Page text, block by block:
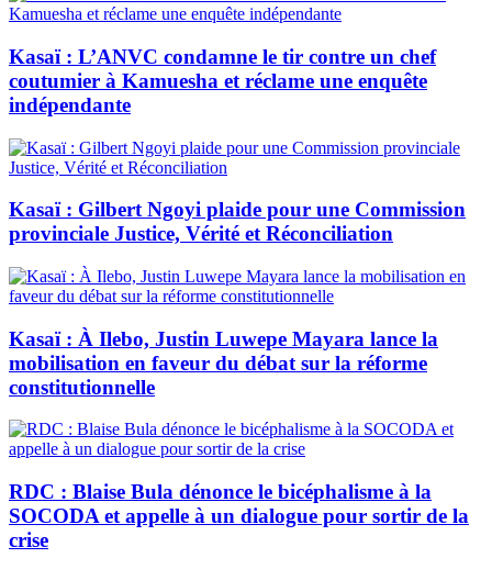
Kasaï : L’ANVC condamne le tir contre un chef
coutumier à Kamuesha et réclame une enquête
indépendante
Kasaï : Gilbert Ngoyi plaide pour une Commission
provinciale Justice, Vérité et Réconciliation
Kasaï : À Ilebo, Justin Luwepe Mayara lance la
mobilisation en faveur du débat sur la réforme
constitutionnelle
RDC : Blaise Bula dénonce le bicéphalisme à la
SOCODA et appelle à un dialogue pour sortir de la
crise